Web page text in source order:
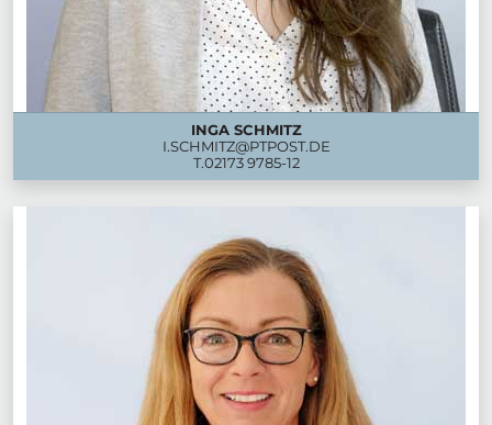
INGA SCHMITZ
I.SCHMITZ@PTPOST.DE
T.02173 9785-12